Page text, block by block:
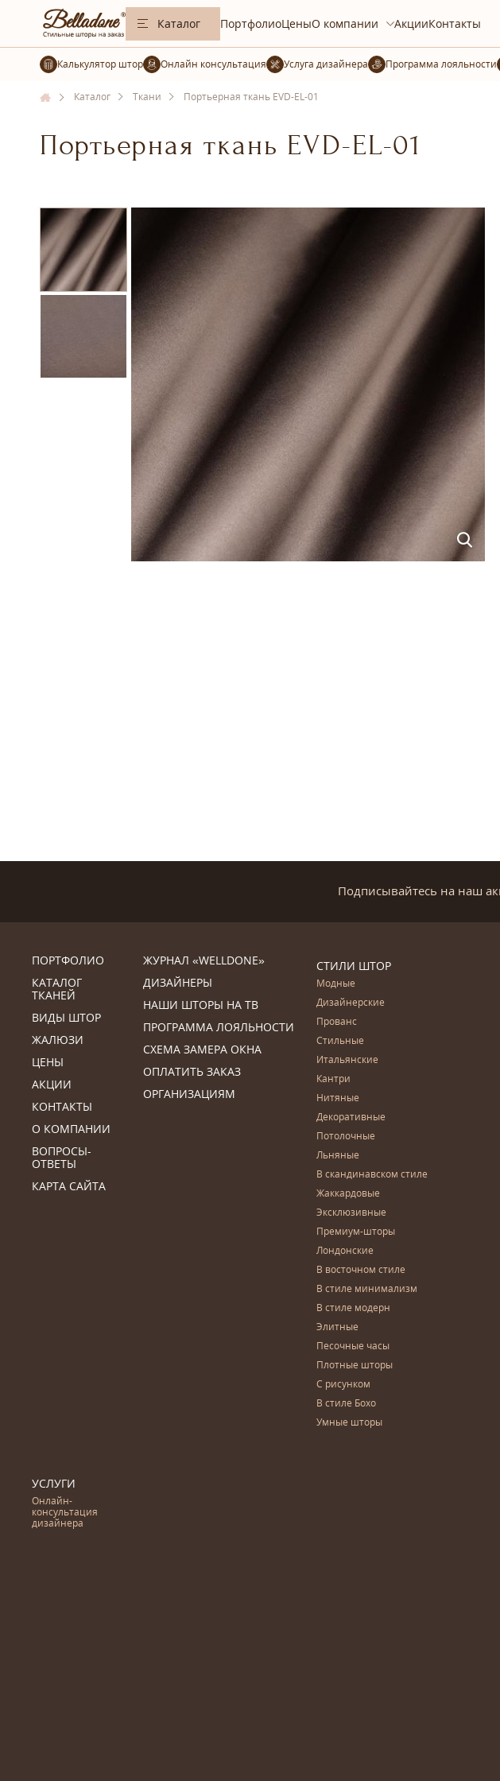
Каталог ПортфолиоЦеныО компании АкцииКонтакты
Калькулятор штор Услуга дизайнера
Каталог Ткани Портьерная ткань EVD-EL-01
Портьерная ткань EVD-EL-01
Подписывайтесь на наш
ПОРТФОЛИО
КАТАЛОГ
ТКАНЕЙ
ВИДЫ ШТОР
ЖАЛЮЗИ
ЦЕНЫ
АКЦИИ
КОНТАКТЫ
О КОМПАНИИ
ВОПРОСЫ-
ОТВЕТЫ
КАРТА САЙТА
ЖУРНАЛ «WELLDONE»
ДИЗАЙНЕРЫ
НАШИ ШТОРЫ НА ТВ
ПРОГРАММА ЛОЯЛЬНОСТИ
СХЕМА ЗАМЕРА ОКНА
ОПЛАТИТЬ ЗАКАЗ
ОРГАНИЗАЦИЯМ
УСЛУГИ
Онлайн-
консультация
дизайнера
СТИЛИ ШТОР
Модные
Дизайнерские
Прованс
Стильные
Итальянские
Кантри
Нитяные
Декоративные
Потолочные
Льняные
В скандинавском стиле
Жаккардовые
Эксклюзивные
Премиум-шторы
Лондонские
В восточном стиле
В стиле минимализм
В стиле модерн
Элитные
Песочные часы
Плотные шторы
С рисунком
В стиле Бохо
Умные шторы